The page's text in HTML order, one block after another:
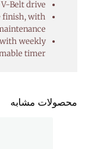
Belt drive
finish, with
weekly
timer
محصولات مشابه